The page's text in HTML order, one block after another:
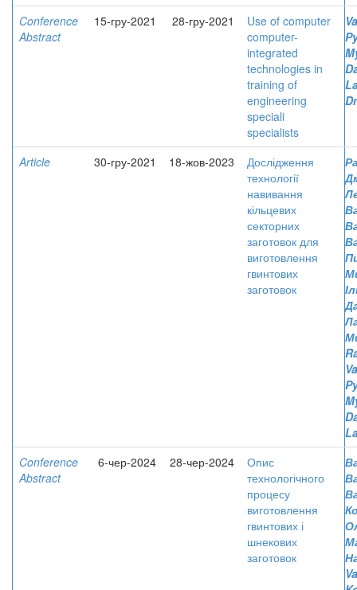
Conference
Abstract
15-гру-2021 28-гру-2021
Use of computer
computer-
integrated
technologies in
training of
engineering
speciali
specialists
Article 30-гру-2021 18-жов-2023
Дослідження
технології
навивання
кільцевих
секторних
заготовок для
виготовлення
гвинтових
заготовок
Conference
Abstract
6-чер-2024 28-чер-2024
Опис
технологічного
процесу
виготовлення
гвинтових і
шнекових
заготовок